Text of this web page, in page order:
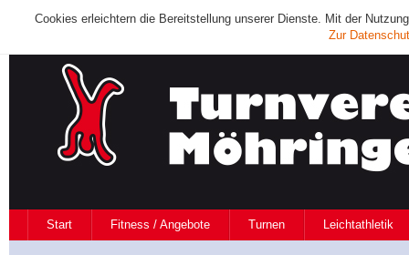
Start Fitness / Angebote Turnen Leichtathletik
Cookies erleichtern die Bereitstellung unserer Dienste. Mit der
Zur